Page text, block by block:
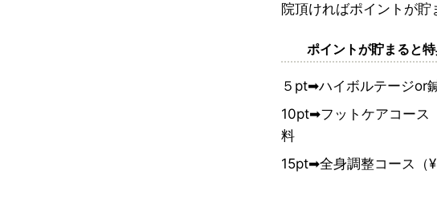
院頂ければポイントが貯
ポイントが貯まると
５pt➡︎ハイボルテージor
10pt➡︎フットケアコース
料
15pt➡︎全身調整コース（